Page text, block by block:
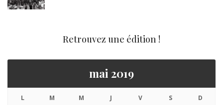
Retrouvez une édition !
mai 2019
L M M J V S D